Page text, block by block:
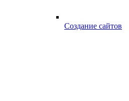
Создание сайтов